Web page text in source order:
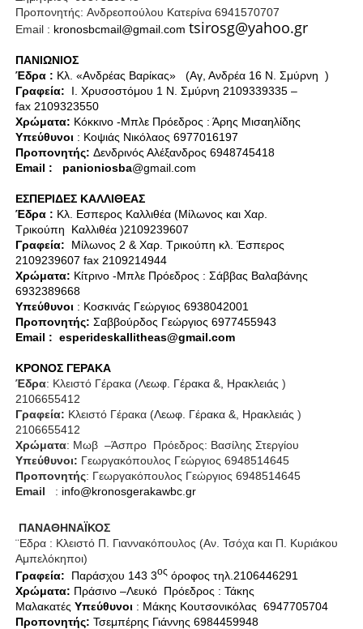
Προπονητής: Aνδρεοπούλου Κατερίνα 6941570707
Email : kronosbcmail@gmail.com tsirosg@yahoo.gr
ΠΑΝΙΩΝΙΟΣ
Έδρα : Κλ. «Ανδρέας Βαρίκας» (Αγ, Ανδρέα 16 Ν. Σμύρνη )
Γραφεία:
Ι. Χρυσοστόμου 1 Ν. Σμύρνη 2109339335 –
fax2109323550
Xρώματα: Kόκκινο -Μπλε Πρόεδρος : Άρης Μισαηλίδης
Υπεύθυνοι : Κοψιάς Νικόλαος 6977016197
Προπονητής: Δενδρινός Αλέξανδρος 6948745418
Email : panioniosba@gmail.com
ΕΣΠΕΡΙΔΕΣ ΚΑΛΛΙΘΕΑΣ
Έδρα : Κλ. Εσπερος Καλλιθέα (Μίλωνος και Χαρ.
Τρικούπη
Καλλιθέα )2109239607
Γραφεία:
Μίλωνος 2 & Χαρ. Τρικούπη κλ. Έσπερος
2109239607 fax2109214944
Xρώματα: Kίτρινο -Μπλε Πρόεδρος : Σάββας Βαλαβάνης
6932389668
Υπεύθυνοι : Κοσκινάς Γεώργιος 6938042001
Προπονητής: Σαββούρδος Γεώργιος 6977455943
Email : esperideskallitheas@gmail.com
ΚΡΟΝΟΣ ΓΕΡΑΚΑ
Έδρα: Κλειστό Γέρακα (Λεωφ. Γέρακα &, Ηρακλειάς )
2106655412
Γραφεία: Κλειστό Γέρακα (Λεωφ. Γέρακα &, Ηρακλειάς )
2106655412
Χρώματα: Μωβ –Άσπρο Πρόεδρος: Βασίλης Στεργίου
Υπεύθυνοι: Γεωργακόπουλος Γεώργιος 6948514645
Προπονητής: Γεωργακόπουλος Γεώργιος 6948514645
Email
: info@kronosgerakawbc.gr
ΠΑΝΑΘΗΝΑΪΚΟΣ
¨Εδρα : Κλειστό Π. Γιαννακόπουλος (Αν. Τσόχα και Π. Κυριάκου
Αμπελόκηποι)
Γραφεία:
Παράσχου 143 3οςόροφος τηλ.2106446291
Xρώματα: Πράσινο –Λευκό Πρόεδρος : Τάκης
Μαλακατές Υπεύθυνοι : Μάκης Κουτσονικόλας 6947705704
Προπονητής: Τσεμπέρης Γιάννης 6984459948